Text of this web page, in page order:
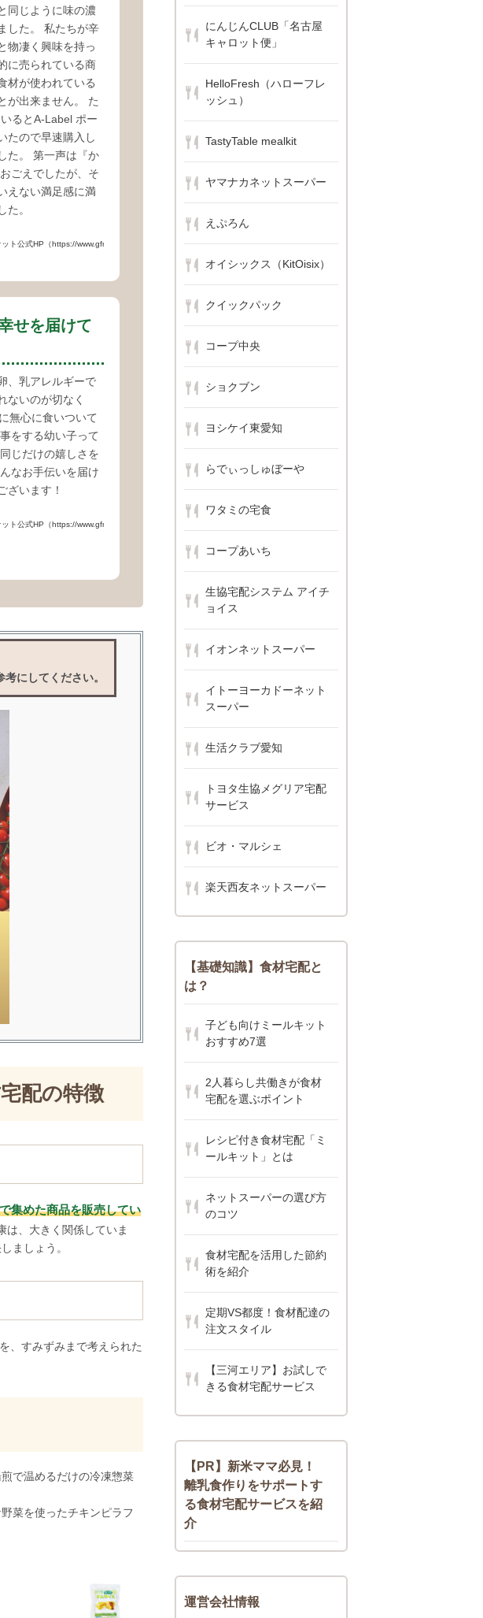
同じように味の濃
した。 私たちが辛
物凄く興味を持っ
に売られている商
材が使われている
が出来ません。 た
るとA-Label ポー
たので早速購入し
た。 第一声は『か
ごえでしたが、そ
えない満足感に満
た。
ット公式HP（https://www.gfmarket.jp/item/item_01.php?code=460104）
せを届けて
、乳アレルギーで
ないのが切なく
無心に食いついて
をする幼い子って
じだけの嬉しさを
なお手伝いを届け
ざいます！
ト公式HP（https://www.gfmarket.jp/item/item_01.php?code=390051）
にしてください。
配の特徴
集めた商品を販売してい
は、大きく関係していま
ましょう。
を、すみずみまで考えられた
で温めるだけの冷凍惣菜
菜を使ったチキンピラフ
にんじんCLUB「名古屋
キャロット便」
HelloFresh（ハローフレ
ッシュ）
TastyTable mealkit
ヤマナカネットスーパー
えぷろん
オイシックス（KitOisix）
クイックパック
コープ中央
ショクブン
ヨシケイ東愛知
らでぃっしゅぼーや
ワタミの宅食
コープあいち
生協宅配システム アイチ
ョイス
イオンネットスーパー
イトーヨーカドーネット
スーパー
生活クラブ愛知
トヨタ生協メグリア宅配
サービス
ビオ・マルシェ
楽天西友ネットスーパー
【基礎知識】食材宅配と
は？
子ども向けミールキット
おすすめ7選
2人暮らし共働きが食材
宅配を選ぶポイント
レシピ付き食材宅配「ミ
ールキット」とは
ネットスーパーの選び方
のコツ
食材宅配を活用した節約
術を紹介
定期VS都度！食材配達の
注文スタイル
【三河エリア】お試しで
きる食材宅配サービス
【PR】新米ママ必見！
離乳食作りをサポートす
る食材宅配サービスを紹
介
運営会社情報